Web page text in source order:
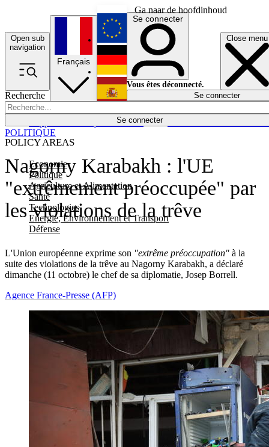
Ga naar de hoofdinhoud
Open sub
navigation
Close menu
Recherche
Se connecter
POLICY AREAS
Economie
Politique
Agriculture et Alimentation
Santé
Technologies
Energie, Environnement et Transport
Défense
Économie
Français
English
Deutsch
Español
Se connecter
Vous êtes déconnecté.
Se connecter
Nagorny Karabakh : l'UE
"extrêmement préoccupée" par
les violations de la trêve
L'Union européenne exprime son "extrême préoccupation" à la
suite des violations de la trêve au Nagorny Karabakh, a déclaré
dimanche (11 octobre) le chef de sa diplomatie, Josep Borrell.
POLITIQUE
Agence France-Presse (AFP)